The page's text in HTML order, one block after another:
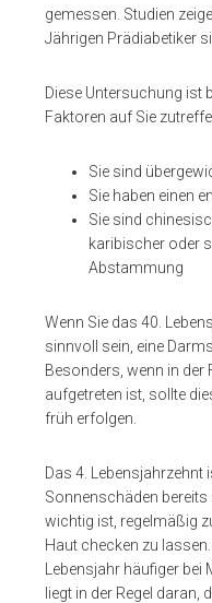
gemessen. Studien
Jährigen Prädiabetiker
Diese Untersuchung ist
Faktoren auf Sie
Sie sind
Sie haben einen
Sie sind
karibischer oder
Abstammung
Wenn Sie das 40.
sinnvoll sein, eine
Besonders, wenn in der
aufgetreten ist, sollte
früh erfolgen.
Das 4. Lebensjahrzehnt
Sonnenschäden
wichtig ist, regelmäßig
Haut checken zu
Lebensjahr häufiger
liegt in der Regel